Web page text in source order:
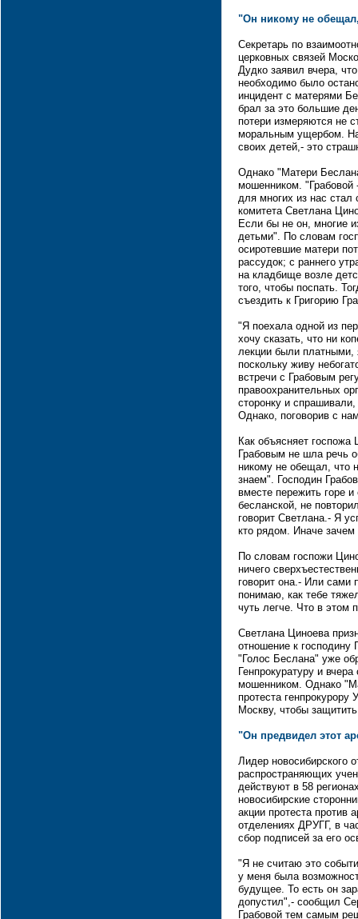
"Он никому не
Секретарь по
церковных связей
Дудко заявил вчера,
необходимо было
инцидент с матерями
брал за это большие
потери измеряются не
моральным ущербом.
своих детей,- это
Однако "Матери
мошенником. "Грабовой
для многих из нас
комитета Светлана
Если бы не он, многие
детьми". По словам
осиротевшие матери
рассудок; с раннего
на кладбище возле
того, чтобы поспать.
съездить к Григорию
"Я поехала одной из
хочу сказать, что ни
лекции были платными,
поскольку живу
встречи с Грабовым
правоохранительных
сторонку и
Однако, поговорив с
Как объясняет госпожа
Грабовым не шла речь
никому не обещал, что
знаем". Господин
вместе пережить горе
бесланской, не
говорит Светлана.- Я
кто рядом. Иначе
По словам госпожи
ничего
говорит она.- Или сами
понимаю, как тебе
чуть легче. Что в этом
Светлана Циноева
отношение к господину
"Голос Беслана" уже
Генпрокуратуру и
мошенником. Однако
протеста
Москву, чтобы
"Он предвидел этот
Лидер новосибирского
распространяющих
действуют в 58
новосибирские
акции протеста против
отделениях ДРУГГ, в
сбор подписей за его
"Я не считаю это
у меня была
будущее. То есть он
допустил",- сообщил
Грабовой тем самым